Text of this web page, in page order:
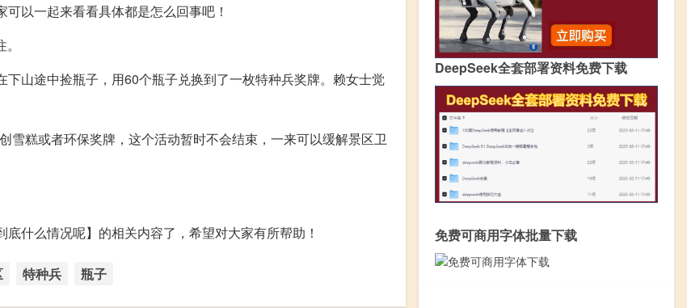
以一起来看看具体都是怎么回事吧！
山途中捡瓶子，用60个瓶子兑换到了一枚特种兵奖牌。赖女士觉
糕或者环保奖牌，这个活动暂时不会结束，一来可以缓解景区卫
什么情况呢】的相关内容了，希望对大家有所帮助！
特种兵 瓶子
DeepSeek全套部署资料免费下载
免费可商用字体批量下载